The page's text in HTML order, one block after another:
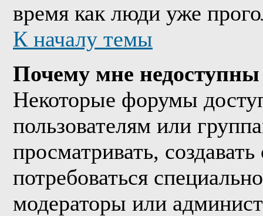
время как люди уже
К началу темы
Почему мне
Некоторые форумы
пользователям или
просматривать,
потребоваться
модераторы или